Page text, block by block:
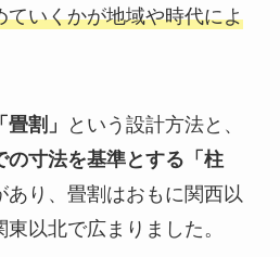
ていくかが地域や時代によ
割」
という設計方法と、
の寸法を基準とする「柱
あり、畳割はおもに関西以
以北で広まりました。